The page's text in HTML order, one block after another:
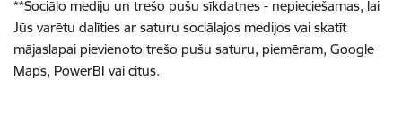
**Sociālo mediju un trešo pušu sīkdatnes - nepieciešamas, lai
Jūs varētu dalīties ar saturu sociālajos medijos vai skatīt
mājaslapai pievienoto trešo pušu saturu, piemēram, Google
Maps, PowerBI vai citus.